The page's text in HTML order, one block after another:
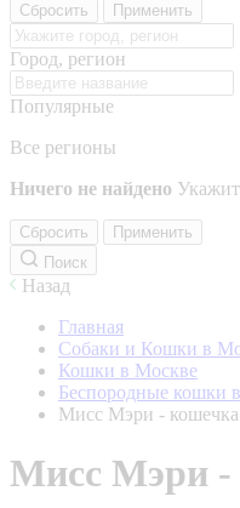
Сбросить Применить
Город, регион
Популярные
Все регионы
Ничего не найдено
Сбросить
Применить
Поиск
Назад
Главная
Собаки и Кошки в
Кошки в Москве
Беспородные кошки
Мисс Мэри - кошечка
Мисс Мэри -